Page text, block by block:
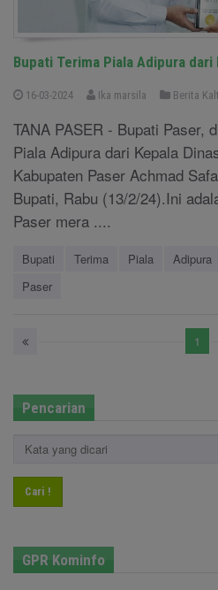
Bupati Terima Piala Adipura dari
16-03-2024 Ika marsila Berita
TANA PASER - Bupati Paser,
Piala Adipura dari Kepala
Kabupaten Paser Achmad
Bupati, Rabu (13/2/24).Ini
Paser mera ....
Bupati Terima Piala Adipura
Paser
1
Pencarian
Cari !
GPR Kominfo